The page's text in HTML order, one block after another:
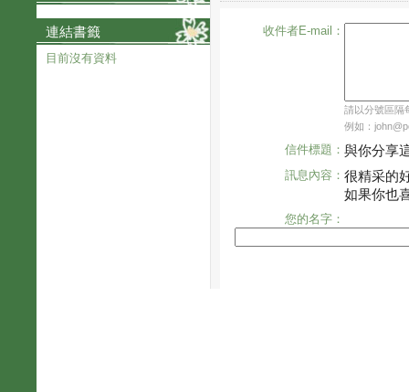
收件者E-mail：
請以分號區隔
例如：
信件標題： 與你分享
訊息內容： 很精采的
如果你也
您的名字：
連結書籤
目前沒有資料